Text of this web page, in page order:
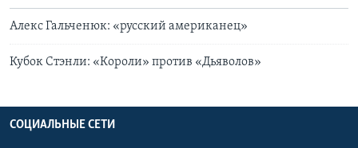
Алекс Гальченюк: «русский американец»
Кубок Стэнли: «Короли» против «Дьяволов»
СОЦИАЛЬНЫЕ СЕТИ